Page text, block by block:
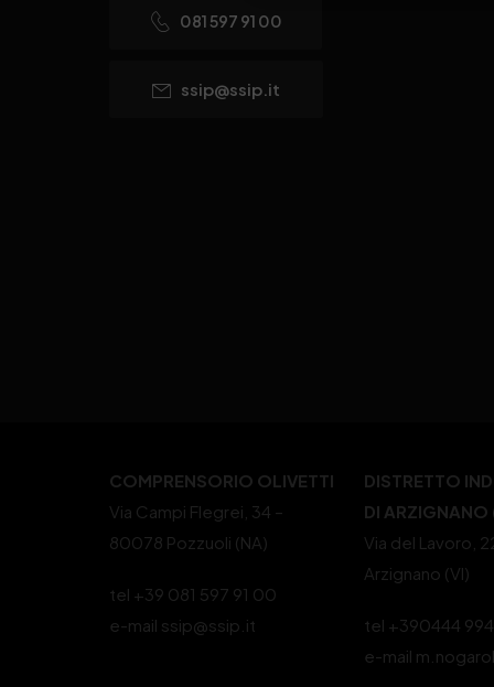
081 597 91 00
ssip@ssip.it
COMPRENSORIO OLIVETTI
Via Campi Flegrei, 34 –
80078 Pozzuoli (NA)
tel +39 081 597 91 00
e-mail ssip@ssip.it
DISTRETTO
DI ARZIGNANO
Via del Lavoro,
Arzignano (VI)
tel +390444
e-mail